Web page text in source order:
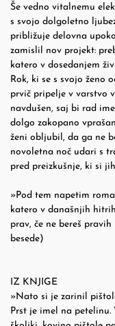
Še vedno vitalnemu
s svojo dolgoletno
približuje delovna
zamislil nov projekt:
katero v dosedanjem
Rok, ki se s svojo ženo
prvič pripelje v varstvo
navdušen, saj bi rad
dolgo zakopano
ženi obljubil, da ga ne
novoletna noč udari s
pred preizkušnje, ki si
»Pod tem napetim
katero v današnjih
prav, če ne bereš
besede)
IZ KNJIGE
»Nato si je zarinil
Prst je imel na